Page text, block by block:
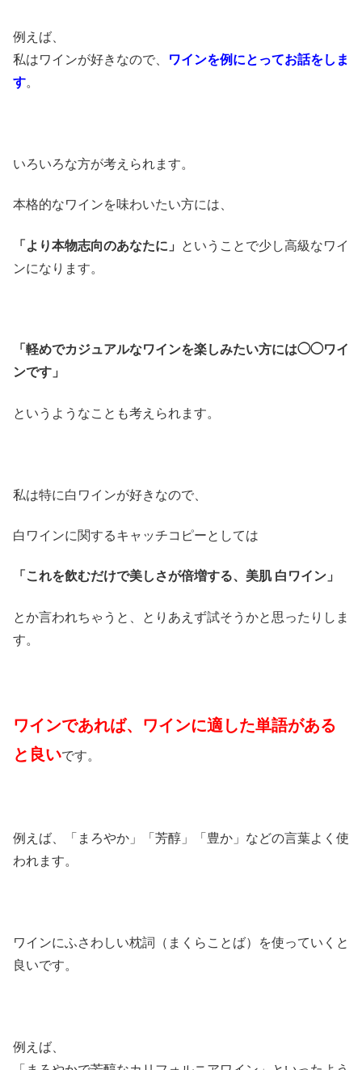
例えば、
私はワインが好きなので、
ワインを例にとってお話をしま
す。
いろいろな方が考えられます。
本格的なワインを味わいたい方には、
「より本物志向のあなたに」
ということで少し高級なワイ
ンになります。
「軽めでカジュアルなワインを楽しみたい方には◯◯ワイ
ンです」
というようなことも考えられます。
私は特に白ワインが好きなので、
白ワインに関するキャッチコピーとしては
「これを飲むだけで美しさが倍増する、美肌 白ワイン」
とか言われちゃうと、とりあえず試そうかと思ったりしま
す。
ワインであれば、ワインに適した単語がある
と良いです。
例えば、「まろやか」「芳醇」「豊か」などの言葉よく使
われます。
ワインにふさわしい枕詞（まくらことば）を使っていくと
良いです。
例えば、